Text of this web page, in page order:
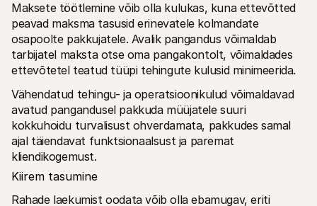
Maksete töötlemine võib olla kulukas, kuna ettevõtted
peavad maksma tasusid erinevatele kolmandate
osapoolte pakkujatele. Avalik pangandus võimaldab
tarbijatel maksta otse oma pangakontolt, võimaldades
ettevõtetel teatud tüüpi tehingute kulusid minimeerida.
Vähendatud tehingu- ja operatsioonikulud võimaldavad
avatud pangandusel pakkuda müüjatele suuri
kokkuhoidu turvalisust ohverdamata, pakkudes samal
ajal täiendavat funktsionaalsust ja paremat
kliendikogemust.
Kiirem tasumine
Rahade laekumist oodata võib olla ebamugav, eriti